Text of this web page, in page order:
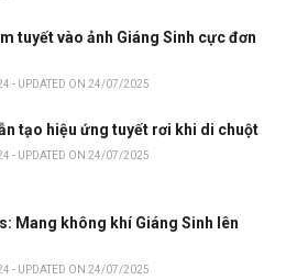
tuyết vào ảnh Giáng Sinh cực đơn
- UPDATED ON 24/07/2025
tạo hiệu ứng tuyết rơi khi di chuột
- UPDATED ON 24/07/2025
Mang không khí Giáng Sinh lên
- UPDATED ON 24/07/2025